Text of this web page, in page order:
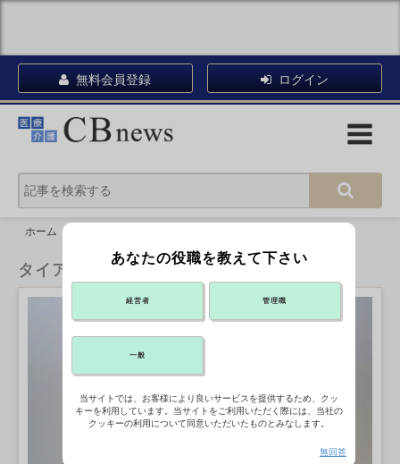
無料会員登録 ログイン
ホーム
タイアップ
あなたの役職を教えて下さい
経営者 管理職
一般
当サイトでは、お客様により良いサービスを提供するため、クッ
キーを利用しています。当サイトをご利用いただく際には、当社の
クッキーの利用について同意いただいたものとみなします。
無回答